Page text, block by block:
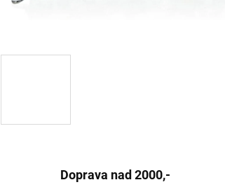
Doprava nad 2000,-